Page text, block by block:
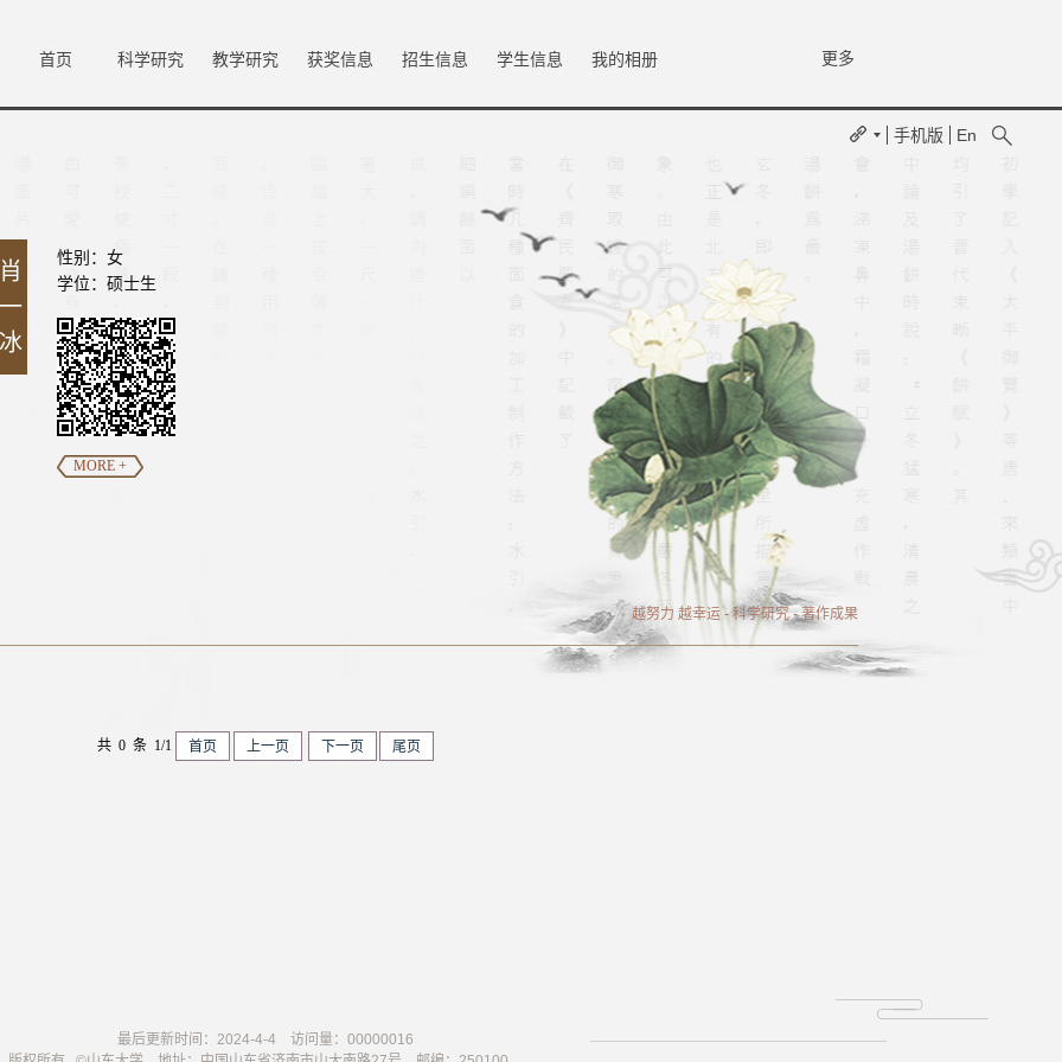
首页 科学研究 教学研究 获奖信息 招生信息 学生信息 我的相册 更多
手机版 En
性别：女
学位：硕士生
MORE +
越努力 越幸运-科学研究-著作成果
共 0 条 1/1 首页 上一页 下一页 尾页
最后更新时间： 2024-4-4 访问量： 00000016